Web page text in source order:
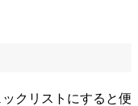
クリストにすると便